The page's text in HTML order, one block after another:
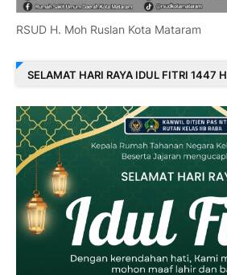
RSUD H. Moh Ruslan Kota Mataram
SELAMAT HARI RAYA IDUL FITRI 1447 H